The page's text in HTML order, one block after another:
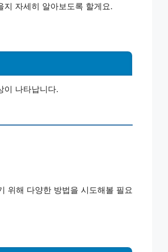
자세히 알아보도록 할게요.
이 나타납니다.
위해 다양한 방법을 시도해볼 필요